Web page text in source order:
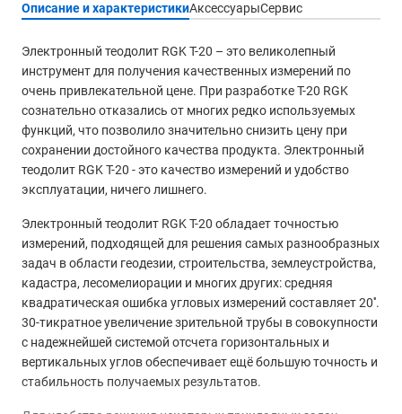
Описание и характеристикиАксессуарыСервис
Электронный теодолит RGK T-20 – это великолепный
инструмент для получения качественных измерений по
очень привлекательной цене. При разработке T-20 RGK
сознательно отказались от многих редко используемых
функций, что позволило значительно снизить цену при
сохранении достойного качества продукта. Электронный
теодолит RGK T-20 - это качество измерений и удобство
эксплуатации, ничего лишнего.
Электронный теодолит RGK T-20 обладает точностью
измерений, подходящей для решения самых разнообразных
задач в области геодезии, строительства, землеустройства,
кадастра, лесомелиорации и многих других: средняя
квадратическая ошибка угловых измерений составляет 20''.
30-тикратное увеличение зрительной трубы в совокупности
с надежнейшей системой отсчета горизонтальных и
вертикальных углов обеспечивает ещё большую точность и
стабильность получаемых результатов.